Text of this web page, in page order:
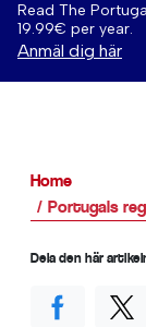
Read The
19.99€ per year.
Anmäl dig här
Home
Portugals
Dela den här